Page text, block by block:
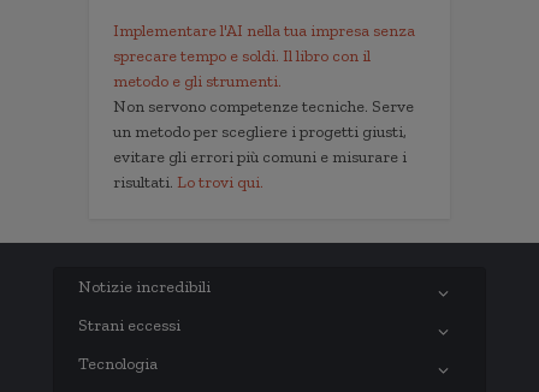
Implementare l'AI nella tua impresa senza
sprecare tempo e soldi. Il libro con il
metodo e gli strumenti.
Non servono competenze tecniche. Serve
un metodo per scegliere i progetti giusti,
evitare gli errori più comuni e misurare i
risultati. Lo trovi qui.
Notizie incredibili
Strani eccessi
Tecnologia